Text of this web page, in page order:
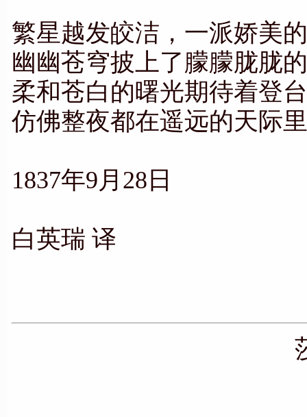
繁星越发皎洁，一派娇美
幽幽苍穹披上了朦朦胧胧
柔和苍白的曙光期待着登
仿佛整夜都在遥远的天际
1837年9月28日
白英瑞 译